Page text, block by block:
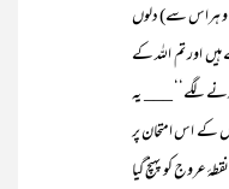
ہراس سے) دلوں
ہیں اور تم اللہ کے
لگے‘‘ ___ یہ
کے اس امتحان پر
عروج کو پہنچ گیا